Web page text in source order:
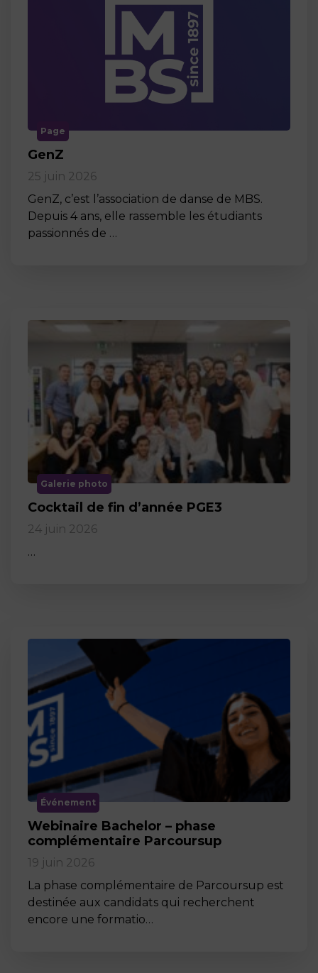
Page
GenZ
25 juin 2026
GenZ, c’est l’association de danse de MBS.
Depuis 4 ans, elle rassemble les étudiants
passionnés de …
Galerie photo
Cocktail de fin d’année PGE3
24 juin 2026
…
Événement
Webinaire Bachelor – phase
complémentaire Parcoursup
19 juin 2026
La phase complémentaire de Parcoursup est
destinée aux candidats qui recherchent
encore une formatio…